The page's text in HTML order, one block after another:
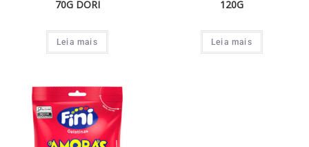
70G DORI
Leia mais
120G
Leia mais